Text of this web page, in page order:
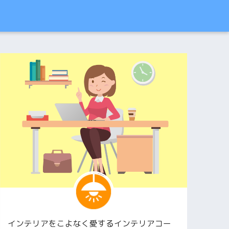
インテリアをこよなく愛するインテリアコー